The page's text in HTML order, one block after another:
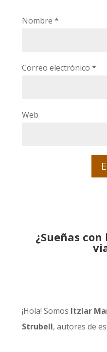
Nombre *
Correo electrónico *
Web
¿Sueñas
¡Hola! Somos Itziar
Strubell, autores de